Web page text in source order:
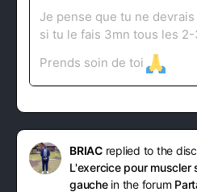
Je pense que tu ne devrais
si tu le fais 3mn tous les
Prends soin de toi
BRIACreplied to the
L'exercice pour muscler
gauchein the forum